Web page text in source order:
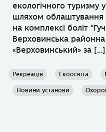
екологічного туризму
шляхом облаштування
на комплексі боліт
Верховинська
«Верховинський» за […]
Рекреація Екоосвіта
Новини установи